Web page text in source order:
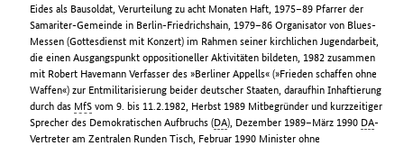
Eides als Bausoldat, Verurteilung zu acht Monaten Haft, 1975–89 Pfarrer der
Samariter-Gemeinde in Berlin-Friedrichshain, 1979–86 Organisator von Blues-
Messen (Gottesdienst mit Konzert) im Rahmen seiner kirchlichen Jugendarbeit,
die einen Ausgangspunkt oppositioneller Aktivitäten bildeten, 1982 zusammen
mit Robert Havemann Verfasser des »Berliner Appells« (»Frieden schaffen ohne
Waffen«) zur Entmilitarisierung beider deutscher Staaten, daraufhin Inhaftierung
durch das MfS vom 9. bis 11.2.1982, Herbst 1989 Mitbegründer und kurzzeitiger
Sprecher des Demokratischen Aufbruchs (DA), Dezember 1989–März 1990 DA-
Vertreter am Zentralen Runden Tisch, Februar 1990 Minister ohne